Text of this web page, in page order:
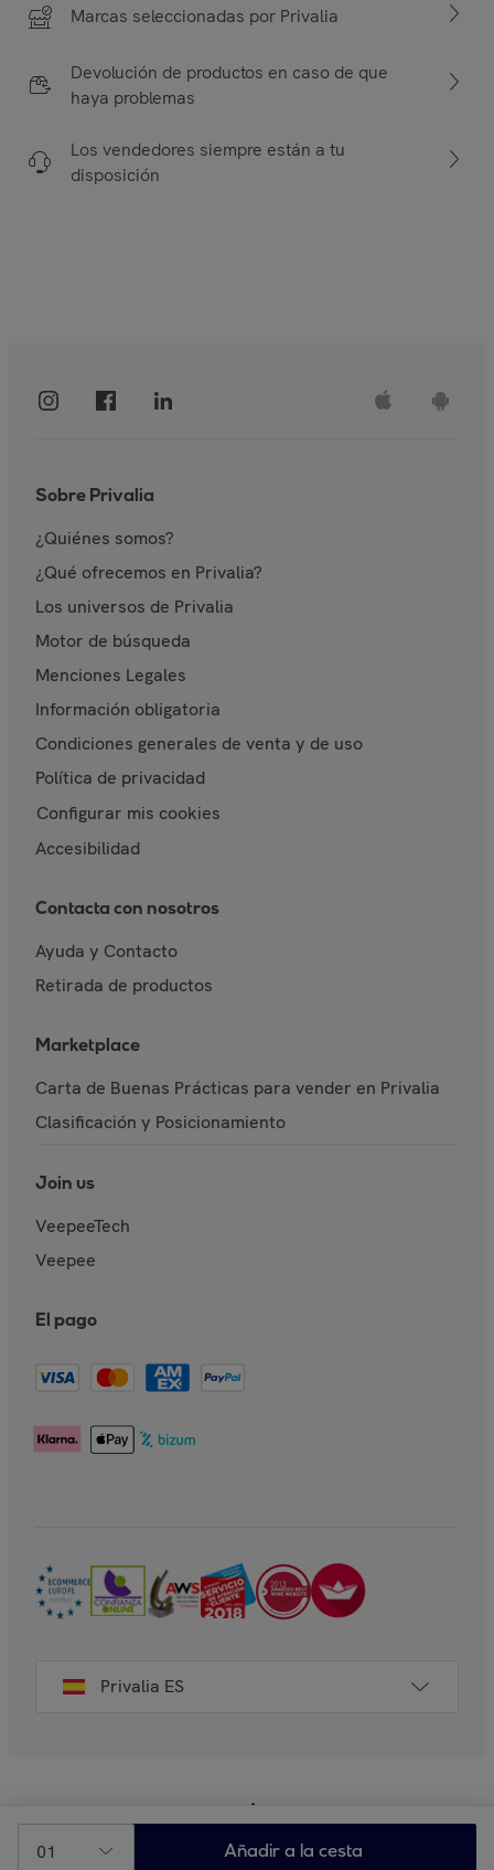
Marcas seleccionadas por Privalia
Devolución de productos en caso de que
haya problemas
Los vendedores siempre están a tu
disposición
01 Añadir a la cesta
Sobre Privalia
¿Quiénes somos?
¿Qué ofrecemos en Privalia?
Los universos de Privalia
Motor de búsqueda
Menciones Legales
Información obligatoria
Condiciones generales de venta y de uso
Política de privacidad
Configurar mis cookies
Accesibilidad
Contacta con nosotros
Ayuda y Contacto
Retirada de productos
Marketplace
Carta de Buenas Prácticas para vender en Privalia
Clasificación y Posicionamiento
Join us
VeepeeTech
Veepee
El pago
Privalia ES